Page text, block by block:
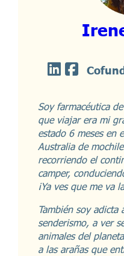
Soy farmacéutica
que viajar era mi
estado 6 meses en
Australia de
recorriendo el
camper,
¡Ya ves que me va
También soy adicta
senderismo, a ver
animales del
a las arañas que